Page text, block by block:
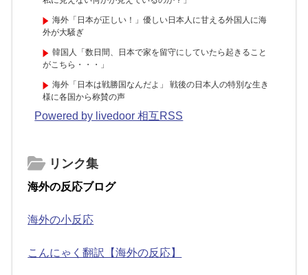
海外「日本が正しい！」優しい日本人に甘える外国人に海
外が大騒ぎ
韓国人「数日間、日本で家を留守にしていたら起きること
がこちら・・・」
海外「日本は戦勝国なんだよ」 戦後の日本人の特別な生き
様に各国から称賛の声
Powered by livedoor 相互RSS
リンク集
海外の反応ブログ
海外の小反応
こんにゃく翻訳【海外の反応】